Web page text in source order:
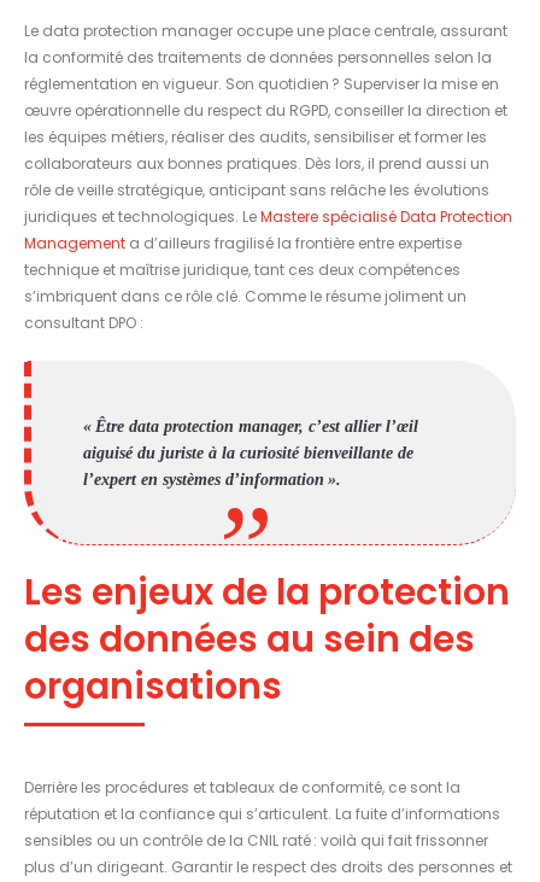
Le data protection manager occupe une place centrale, assurant
la conformité des traitements de données personnelles selon la
réglementation en vigueur. Son quotidien ? Superviser la mise en
œuvre opérationnelle du respect du RGPD, conseiller la direction et
les équipes métiers, réaliser des audits, sensibiliser et former les
collaborateurs aux bonnes pratiques. Dès lors, il prend aussi un
rôle de veille stratégique, anticipant sans relâche les évolutions
juridiques et technologiques. LeMastere spécialisé Data Protection
Management a d’ailleurs fragilisé la frontière entre expertise
technique et maîtrise juridique, tant ces deux compétences
s’imbriquent dans ce rôle clé. Comme le résume joliment un
consultant DPO :
« Être data protection manager, c’est allier l’œil
aiguisé du juriste à la curiosité bienveillante de
l’expert en systèmes d’information ».
Les enjeux de la protection
des données au sein des
organisations
Derrière les procédures et tableaux de conformité, ce sont la
réputation et la confiance qui s’articulent. La fuite d’informations
sensibles ou un contrôle de la CNIL raté : voilà qui fait frissonner
plus d’un dirigeant. Garantir le respect des droits des personnes et